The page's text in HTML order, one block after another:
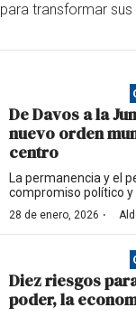
para transformar
De Davos a la
nuevo orden
centro
La permanencia y el
compromiso político
28 de enero, 2026 ·
Diez riesgos
poder, la